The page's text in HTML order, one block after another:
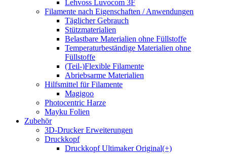
Lehvoss Luvocom 3F
Filamente nach Eigenschaften / Anwendungen
Täglicher Gebrauch
Stützmaterialien
Belastbare Materialien ohne Füllstoffe
Temperaturbeständige Materialien ohne
Füllstoffe
(Teil-)Flexible Filamente
Abriebsarme Materialien
Hilfsmittel für Filamente
Magigoo
Photocentric Harze
Mayku Folien
Zubehör
3D-Drucker Erweiterungen
Druckkopf
Druckkopf Ultimaker Original(+)